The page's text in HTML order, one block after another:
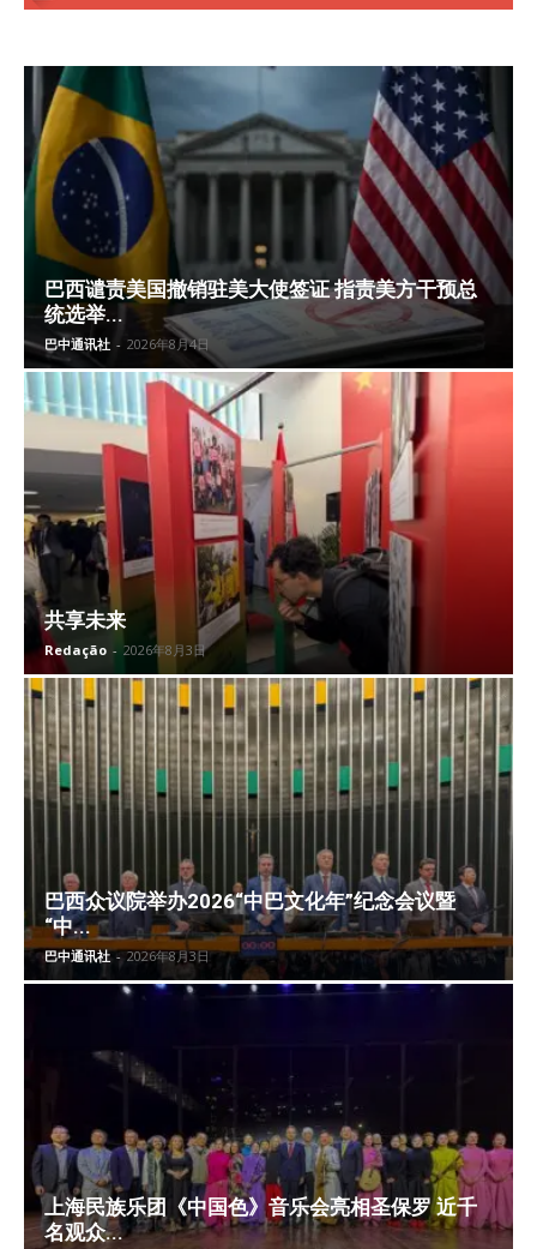
巴西谴责美国撤销驻美大使签证 指责美方干预总
统选举...
巴中通讯社 - 2026年8月4日
共享未来
Redação - 2026年8月3日
巴西众议院举办2026“中巴文化年”纪念会议暨
“中...
巴中通讯社 - 2026年8月3日
上海民族乐团《中国色》音乐会亮相圣保罗 近千
名观众...